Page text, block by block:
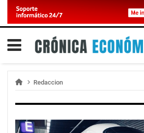
Redaccion